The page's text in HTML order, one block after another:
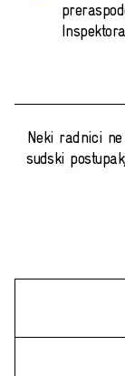
Neki radnici
sudski